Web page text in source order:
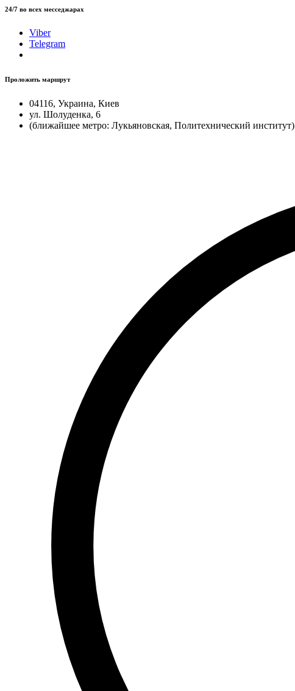
24/7 во всех месседжарах
Viber
Telegram
Проложить маршрут
04116, Украина, Киев
ул. Шолуденка, 6
(ближайшее метро: Лукьяновская, Политехнический институт)